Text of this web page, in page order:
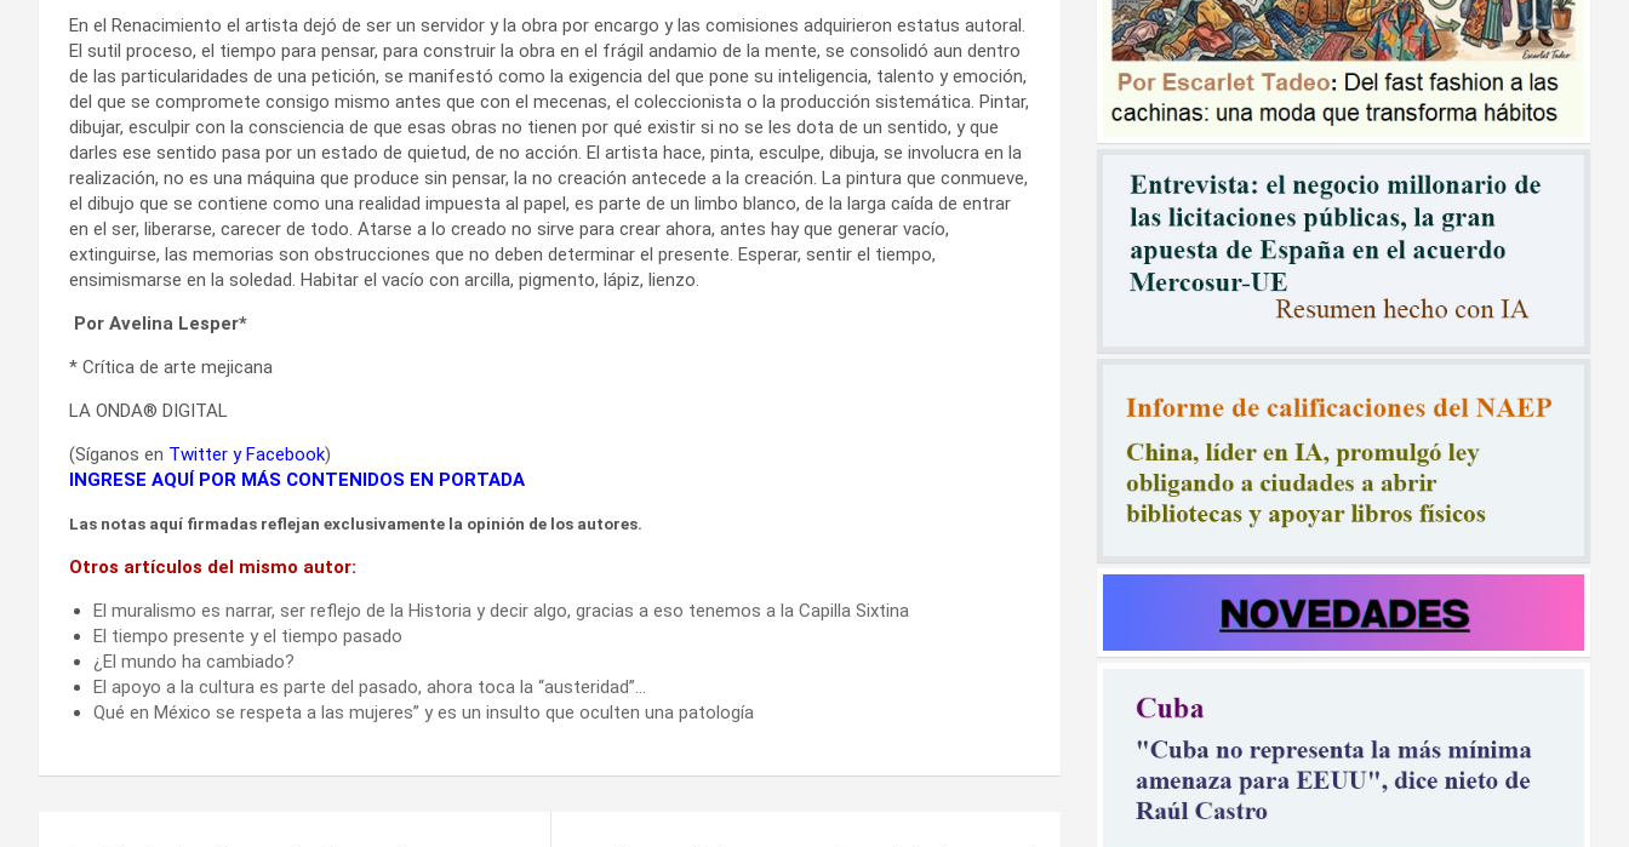
En el Renacimiento el artista dejó de ser un servidor y la obra por encargo y las comisiones adquirieron estatus autoral.
El sutil proceso, el tiempo para pensar, para construir la obra en el frágil andamio de la mente, se consolidó aun dentro
de las particularidades de una petición, se manifestó como la exigencia del que pone su inteligencia, talento y emoción,
del que se compromete consigo mismo antes que con el mecenas, el coleccionista o la producción sistemática. Pintar,
dibujar, esculpir con la consciencia de que esas obras no tienen por qué existir si no se les dota de un sentido, y que
darles ese sentido pasa por un estado de quietud, de no acción. El artista hace, pinta, esculpe, dibuja, se involucra en la
realización, no es una máquina que produce sin pensar, la no creación antecede a la creación. La pintura que conmueve,
el dibujo que se contiene como una realidad impuesta al papel, es parte de un limbo blanco, de la larga caída de entrar
en el ser, liberarse, carecer de todo. Atarse a lo creado no sirve para crear ahora, antes hay que generar vacío,
extinguirse, las memorias son obstrucciones que no deben determinar el presente. Esperar, sentir el tiempo,
ensimismarse en la soledad. Habitar el vacío con arcilla, pigmento, lápiz, lienzo.
Por Avelina Lesper*
* Crítica de arte mejicana
LA ONDA® DIGITAL
(Síganos en Twitter yFacebook)
INGRESE AQUÍ POR MÁS CONTENIDOS EN PORTADA
Las notas aquí firmadas reflejan exclusivamente la opinión de los autores.
Otros artículos del mismo autor:
El muralismo es narrar, ser reflejo de la Historia y decir algo, gracias a eso tenemos a la Capilla Sixtina
El tiempo presente y el tiempo pasado
¿El mundo ha cambiado?
El apoyo a la cultura es parte del pasado, ahora toca la “austeridad”…
Qué en México se respeta a las mujeres” y es un insulto que oculten una patología